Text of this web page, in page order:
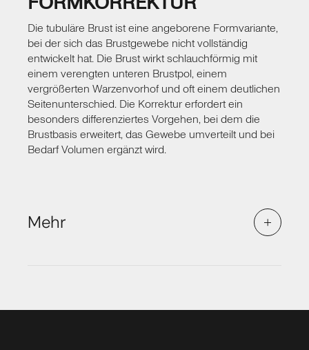
beide Brüste auf ein einheitliches Niveau und
sorgt für ein harmonisches Gesamtbild.
Die Schnittführung wird individuell auf Ihren
Befund abgestimmt und richtet sich nach dem
Umfang der notwendigen Korrektur. In der
Beratung bespreche ich transparent mit Ihnen,
welche Technik auf welcher Seite zum Einsatz
kommt und wie die Narben nach Abheilung
aussehen werden.
Die tubuläre Brust ist eine angeborene Formvariante,
bei der sich das Brustgewebe nicht vollständig
entwickelt hat. Die Brust wirkt schlauchförmig mit
einem verengten unteren Brustpol, einem
vergrößerten Warzenvorhof und oft einem deutlichen
Seitenunterschied. Die Korrektur erfordert ein
besonders differenziertes Vorgehen, bei dem die
Brustbasis erweitert, das Gewebe umverteilt und bei
Bedarf Volumen ergänzt wird.
Mehr